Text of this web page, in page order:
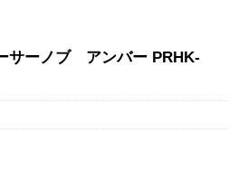
サーノブ アンバー PRHK-